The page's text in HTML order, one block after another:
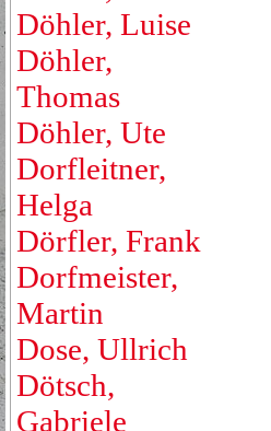
Döhler, Luise
Döhler,
Thomas
Döhler, Ute
Dorfleitner,
Helga
Dörfler, Frank
Dorfmeister,
Martin
Dose, Ullrich
Dötsch,
Gabriele